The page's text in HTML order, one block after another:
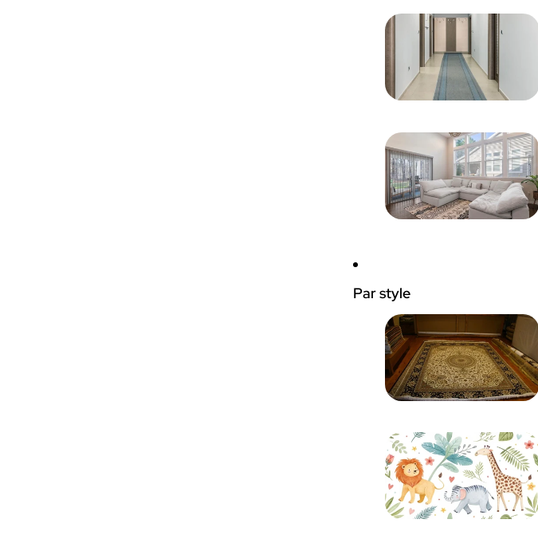
Par style